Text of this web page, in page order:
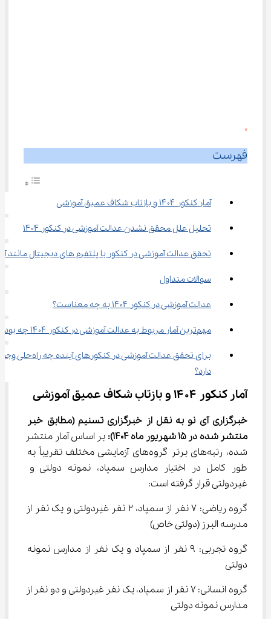
0
فهرست
آمار کنکور ۱۴۰۴ و بازتاب شکاف عمیق آموزشی
تحلیل علل محقق نشدن عدالت آموزشی در کنکور ۱۴۰۴
تحقق عدالت آموزشی در کنکور با پلتفرم ‌های دیجیتال مانند آی ‌نو
سوالات متداول
عدالت آموزشی در کنکور ۱۴۰۴ به چه معناست؟
مهم‌ترین آمار مربوط به عدالت آموزشی در کنکور ۱۴۰۴ چه بود؟
برای تحقق عدالت آموزشی در کنکور‌های آینده چه
دارد؟
آمار کنکور ۱۴۰۴ و بازتاب شکاف عمیق آموزشی
خبرگزاری آی نو به نقل از خبرگزاری تسنیم (مطابق خبر
منتشر شده در 15
شهریور ماه 1404) : بر اساس آمار منتشر
شده، رتبه‌های برتر گروه‌های آزمایشی مختلف تقریباً به
طور کامل در اختیار مدارس سمپاد، نمونه دولتی و
غیردولتی قرار گرفته است:
گروه ریاضی: 7 نفر از سمپاد، 2 نفر غیردولتی و یک نفر از
مدرسه البرز (دولتی خاص)
گروه تجربی: 9 نفر از سمپاد و یک نفر از مدارس نمونه
دولتی
گروه انسانی: 7 نفر از سمپاد، یک نفر غیردولتی و دو نفر از
مدارس نمونه دولتی